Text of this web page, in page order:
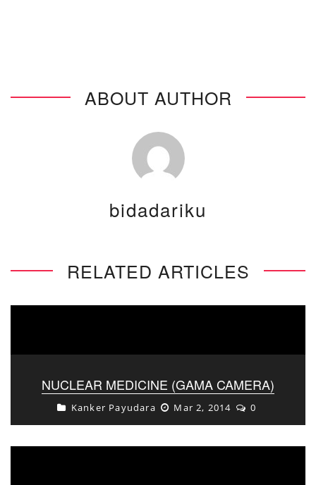
ABOUT AUTHOR
bidadariku
RELATED ARTICLES
NUCLEAR MEDICINE (GAMA CAMERA)
Kanker Payudara Mar 2, 2014 0